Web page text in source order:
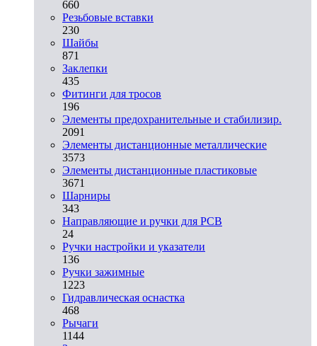
660
Резьбовые вставки
230
Шайбы
871
Заклепки
435
Фитинги для тросов
196
Элементы предохранительные и стабилизир.
2091
Элементы дистанционные металлические
3573
Элементы дистанционные пластиковые
3671
Шарниры
343
Направляющие и ручки для PCB
24
Ручки настройки и указатели
136
Ручки зажимные
1223
Гидравлическая оснастка
468
Рычаги
1144